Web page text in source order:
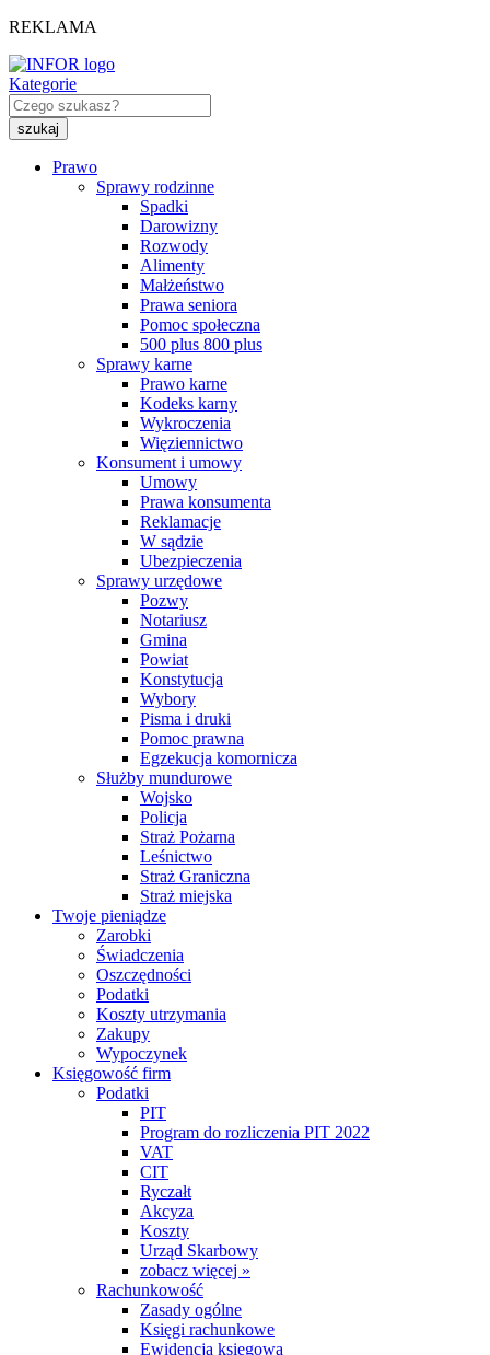
REKLAMA
Kategorie
Prawo
Sprawy rodzinne
Spadki
Darowizny
Rozwody
Alimenty
Małżeństwo
Prawa seniora
Pomoc społeczna
500 plus 800 plus
Sprawy karne
Prawo karne
Kodeks karny
Wykroczenia
Więziennictwo
Konsument i umowy
Umowy
Prawa konsumenta
Reklamacje
W sądzie
Ubezpieczenia
Sprawy urzędowe
Pozwy
Notariusz
Gmina
Powiat
Konstytucja
Wybory
Pisma i druki
Pomoc prawna
Egzekucja komornicza
Służby mundurowe
Wojsko
Policja
Straż Pożarna
Leśnictwo
Straż Graniczna
Straż miejska
Twoje pieniądze
Zarobki
Świadczenia
Oszczędności
Podatki
Koszty utrzymania
Zakupy
Wypoczynek
Księgowość firm
Podatki
PIT
Program do rozliczenia PIT 2022
VAT
CIT
Ryczałt
Akcyza
Koszty
Urząd Skarbowy
zobacz więcej »
Rachunkowość
Zasady ogólne
Księgi rachunkowe
Ewidencja księgowa